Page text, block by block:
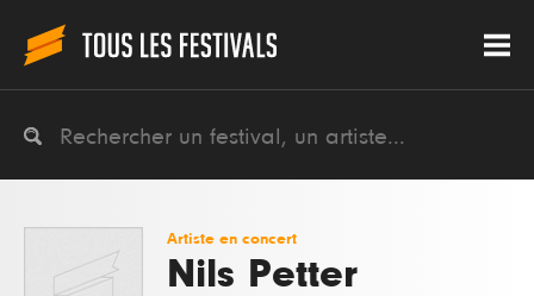
Artiste en concert
Nils Petter